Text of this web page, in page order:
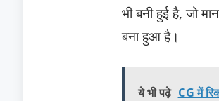
भी बनी हुई है, जो
बना हुआ है।
ये भी पढ़े CG में